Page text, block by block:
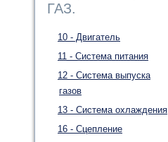
ГАЗ.
10 - Двигатель
11 - Система питания
12 - Система выпуска
газов
13 - Система охлаждения
16 - Сцепление